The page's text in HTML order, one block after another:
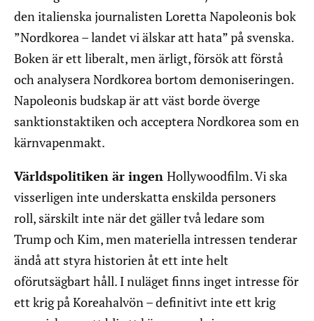
den italienska journalisten Loretta Napoleonis bok
”Nordkorea – landet vi älskar att hata” på svenska.
Boken är ett liberalt, men ärligt, försök att förstå
och analysera Nordkorea bortom demoniseringen.
Napoleonis budskap är att väst borde överge
sanktionstaktiken och acceptera Nordkorea som en
kärnvapenmakt.
Världspolitiken är ingen Hollywoodfilm. Vi ska
visserligen inte underskatta enskilda personers
roll, särskilt inte när det gäller två ledare som
Trump och Kim, men materiella intressen tenderar
ändå att styra historien åt ett inte helt
oförutsägbart håll. I nuläget finns inget intresse för
ett krig på Koreahalvön – definitivt inte ett krig